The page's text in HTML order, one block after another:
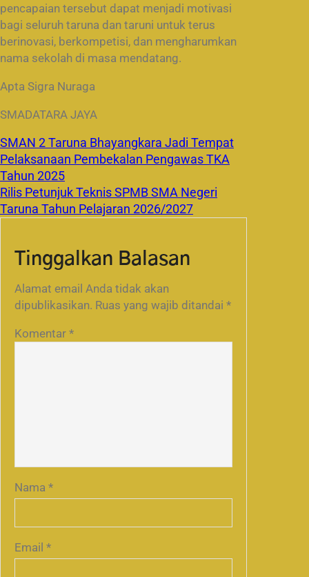
pencapaian tersebut dapat menjadi motivasi
bagi seluruh taruna dan taruni untuk terus
berinovasi, berkompetisi, dan mengharumkan
nama sekolah di masa mendatang.
Apta Sigra Nuraga
SMADATARA JAYA
SMAN 2 Taruna Bhayangkara Jadi Tempat
Pelaksanaan Pembekalan Pengawas TKA
Tahun 2025
Rilis Petunjuk Teknis SPMB SMA Negeri
Taruna Tahun Pelajaran 2026/2027
Tinggalkan Balasan
Alamat email Anda tidak akan
dipublikasikan. Ruas yang wajib ditandai *
Komentar *
Nama *
Email *